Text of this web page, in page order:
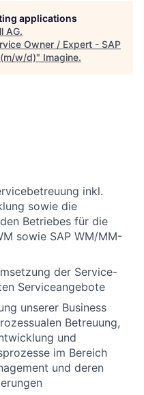
applications
AG.
Owner / Expert - SAP
w/d)" Imagine.
inkl.
sowie die
Betriebes für die
sowie SAP WM/MM-
der Service-
Serviceangebote
unserer Business
Betreuung,
und
im Bereich
und deren